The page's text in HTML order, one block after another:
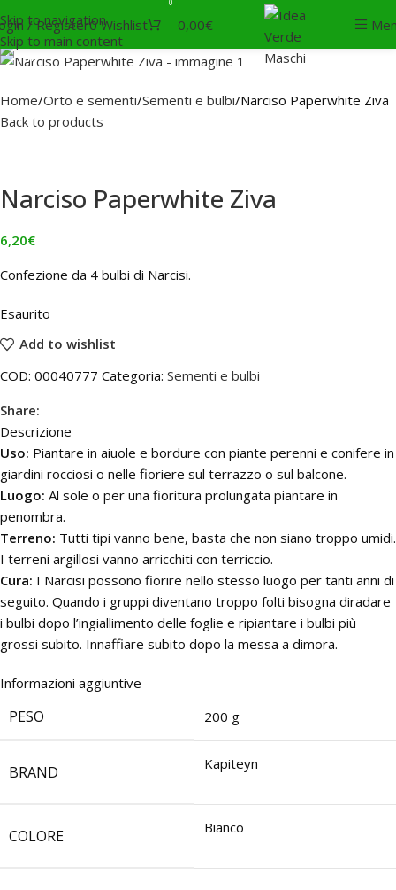
Skip to navigation
Skip to main content
/ Register0Wishlist 0,00€
SOLD
OUT
Home Orto e sementi Sementi e bulbi Narciso Paperwhite Ziva
Back to products
Narciso Paperwhite Ziva
6,20€
Confezione da 4 bulbi di Narcisi.
Esaurito
Add to wishlist
COD: 00040777 Categoria: Sementi e bulbi
Share:
Descrizione
Uso: Piantare in aiuole e bordure con piante perenni e conifere in
giardini rocciosi o nelle fioriere sul terrazzo o sul balcone.
Luogo: Al sole o per una fioritura prolungata piantare in
penombra.
Terreno: Tutti tipi vanno bene, basta che non siano troppo umidi.
I terreni argillosi vanno arricchiti con terriccio.
Cura: I Narcisi possono fiorire nello stesso luogo per tanti anni di
seguito. Quando i gruppi diventano troppo folti bisogna diradare
i bulbi dopo l’ingiallimento delle foglie e ripiantare i bulbi più
grossi subito. Innaffiare subito dopo la messa a dimora.
Informazioni aggiuntive
PESO 200 g
BRAND Kapiteyn
COLORE Bianco